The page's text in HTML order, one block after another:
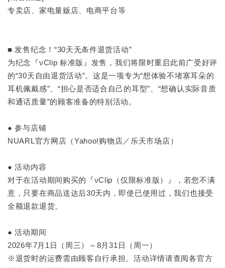
专卖店、家电量贩店、电商平台等
■ 发售纪念！“30天无条件退货活动”
为纪念『νClip 标准版』发售，我们将限时重启此前广受好评
的“30天自由退货活动”。这是一项专为“想体验不堵塞耳朵的
耳机佩戴感”、“担心是否适合自己的耳型”、“想确认实际音质
和通话质量”的顾客准备的特别活动。
● 参与店铺
NUARL官方网店（Yahoo!购物店／乐天市场店）
● 活动内容
对于在活动期间购买的『νClip（仅限标准版）』，若您不满
意，只要在商品送达后30天内，即使已使用过，我们也接受
全额退款退货。
● 活动期间
2026年7月1日（周三）～8月31日（周一）
※退货时的运费需由顾客自行承担。活动详情请查阅各官方